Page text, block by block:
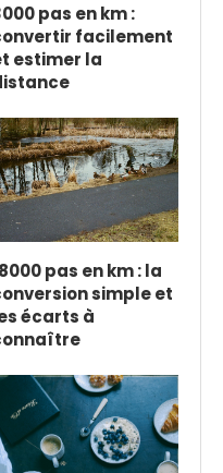
pas en km :
facilement
estimer la
pas en km : la
simple et
écarts à